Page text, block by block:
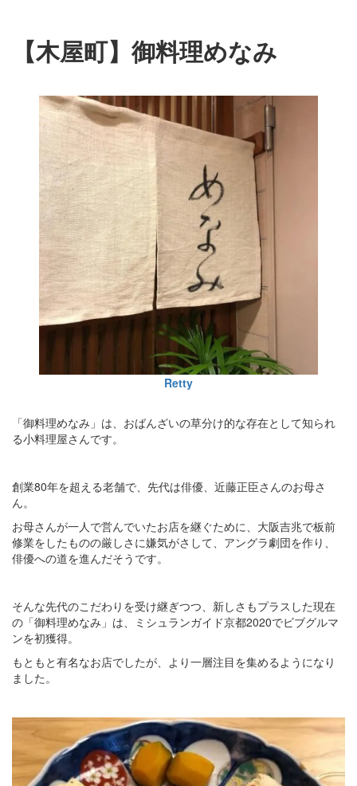
【木屋町】御料理めなみ
Retty
「御料理めなみ」は、おばんざいの草分け的な存在として知られ
る小料理屋さんです。
創業80年を超える老舗で、先代は俳優、近藤正臣さんのお母さ
ん。
お母さんが一人で営んでいたお店を継ぐために、大阪吉兆で板前
修業をしたものの厳しさに嫌気がさして、アングラ劇団を作り、
俳優への道を進んだそうです。
そんな先代のこだわりを受け継ぎつつ、新しさもプラスした現在
の「御料理めなみ」は、ミシュランガイド京都2020でビブグルマ
ンを初獲得。
もともと有名なお店でしたが、より一層注目を集めるようになり
ました。